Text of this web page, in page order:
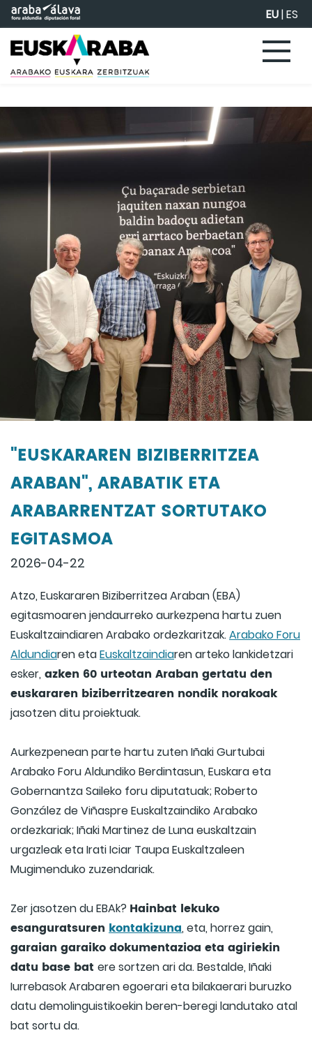
Eduki nagusira joan EU|ES
"EUSKARAREN BIZIBERRITZEA
ARABAN", ARABATIK ETA
ARABARRENTZAT SORTUTAKO
EGITASMOA
2026-04-22
Atzo, Euskararen Biziberritzea Araban (EBA)
egitasmoaren jendaurreko aurkezpena hartu zuen
Euskaltzaindiaren Arabako ordezkaritzak.Arabako Foru
Aldundiaren etaEuskaltzaindiaren arteko lankidetzari
esker, azken 60 urteotan Araban gertatu den
euskararen biziberritzearen nondik norakoak
jasotzen ditu proiektuak.
Aurkezpenean parte hartu zuten Iñaki Gurtubai
Arabako Foru Aldundiko Berdintasun, Euskara eta
Gobernantza Saileko foru diputatuak; Roberto
González de Viñaspre Euskaltzaindiko Arabako
ordezkariak; Iñaki Martinez de Luna euskaltzain
urgazleak eta Irati Iciar Taupa Euskaltzaleen
Mugimenduko zuzendariak.
Zer jasotzen du EBAk? Hainbat lekuko
esanguratsuren kontakizuna, eta, horrez gain,
garaian garaiko dokumentazioa eta agiriekin
datu base bat ere sortzen ari da. Bestalde, Iñaki
Iurrebasok Arabaren egoerari eta bilakaerari buruzko
datu demolinguistikoekin beren-beregi landutako atal
bat sortu da.